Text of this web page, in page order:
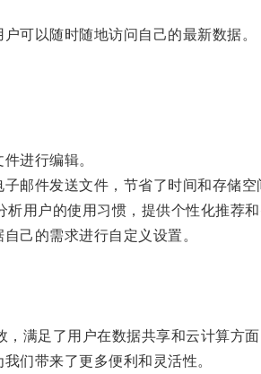
以随时随地访问自己的最新数据。
进行编辑。
件发送文件，节省了时间和存储空
户的使用习惯，提供个性化推荐和
己的需求进行自定义设置。
足了用户在数据共享和云计算方面
们带来了更多便利和灵活性。